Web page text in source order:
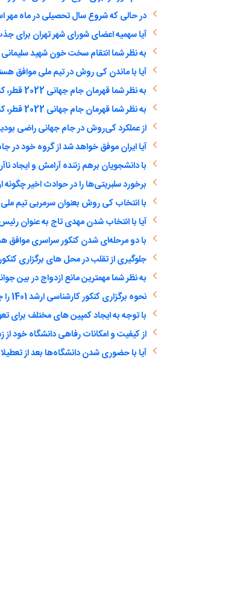
به نظر شما انتقام سخت خون شهید
آیا با ماندن کی روش در تیم ملی موافق
به نظر شما قهرمان جام جهانی 2022 قطر، کدام تیم خواهد بود؟
به نظر شما قهرمان جام جهانی 2022 قطر، کدام تیم خواهد بود؟
از عملکرد کی‌روش در جام جهانی راضی
آیا ایران موفق خواهد شد از گروه خود در جام جهانی 2022
با دانشجویان برهم زننده آرامش و ایجاد
برخورد سلبریتی‌ها را در حوادث اخیر چگونه
با انتخاب کی روش بعنوان سرمربی تیم ملی
آیا با انتخاب شدن مهدی تاج به عنوان
با دو مرحله‌ای شدن کنکور سراسری موافق
جلوگیری از تقلب در محل های برگزاری
به نظر شما مهمترین مانع ازدواج در بین
نحوه برگزاری کنکور کارشناسی ارشد 1401 را چگونه ارزیابی می‌کنید؟
با توجه به ایجاد کمپین های مختلف برای
از کیفیت و امکانات رفاهی دانشگاه
آیا با حضوری شدن دانشگاه‌ها بعد از